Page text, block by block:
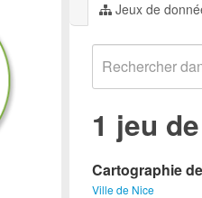
Jeux de
1 jeu
Cartographie
Ville de Nice